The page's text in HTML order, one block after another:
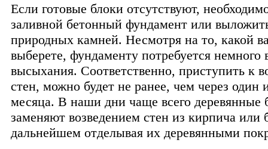
Если готовые блоки отсутствуют,
заливной бетонный фундамент или
природных камней. Несмотря на то, какой
выберете, фундаменту потребуется немного
высыхания. Соответственно, приступить к
стен, можно будет не ранее, чем через один
месяца. В наши дни чаще всего деревянные
заменяют возведением стен из кирпича или
дальнейшем отделывая их деревянными